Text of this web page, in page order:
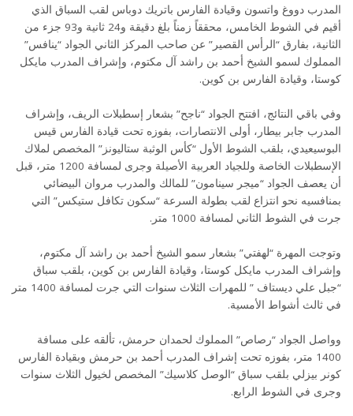
المدرب دووغ واتسون وقيادة الفارس باتريك دوباس لقب السباق الذي
أقيم في الشوط الخامس، محققاً زمناً بلغ دقيقة و24 ثانية و93 جزء من
الثانية، بفارق “الرأس القصير” عن صاحب المركز الثاني الجواد “ينافس”
المملوك لسمو الشيخ أحمد بن راشد آل مكتوم، وإشراف المدرب مايكل
كوستا، وقيادة الفارس بن كوين.
وفي باقي النتائج، افتتح الجواد “ناجح” بشعار إسطبلات الريف، وإشراف
المدرب جابر بيطار، أولى الانتصارات، بفوزه تحت قيادة الفارس قيس
البوسيعيدي، بلقب الشوط الأول “كأس الوثبة ستاليونز” المخصص لملاك
الإسطبلات الخاصة وللجياد العربية الأصيلة وجرى لمسافة 1200 متر، قبل
أن يعصف الجواد “ميجر سينامون” للمالك والمدرب مروان البيضائي
بمنافسيه نحو انتزاع لقب بطولة السرعة “سكون تكافل ستيكس” التي
جرت في الشوط الثاني لمسافة 1000 متر.
وتوجت المهرة “لهفتي” بشعار سمو الشيخ أحمد بن راشد آل مكتوم،
وإشراف المدرب مايكل كوستا، وقيادة الفارس بن كوين، بلقب سباق
“جبل علي ديستاف ” للمهرات الثلاث سنوات التي جرت لمسافة 1400 متر
في ثالث أشواط الأمسية.
وواصل الجواد “رصاص” المملوك لحمدان حرمش، تألقه على مسافة
1400 متر، بفوزه تحت إشراف المدرب أحمد بن حرمش وبقيادة الفارس
كونر بيزلي بلقب سباق “الوصل كلاسيك” المخصص لخيول الثلاث سنوات
وجرى في الشوط الرابع.